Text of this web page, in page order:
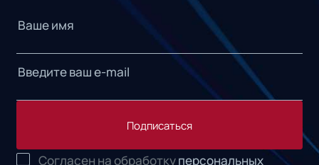
Подписаться
Согласен на обработкуперсональных